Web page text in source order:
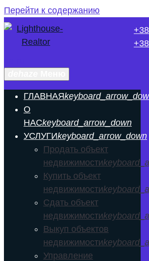
Перейти к содержанию
ГЛАВНАЯ
О
НАСkeyboard_arrow_down
УСЛУГИkeyboard_arrow_down
Продать объект
недвижимости
Купить объект
недвижимости
Сдать объект
недвижимости
Выкуп объектов
недвижимости
Управление